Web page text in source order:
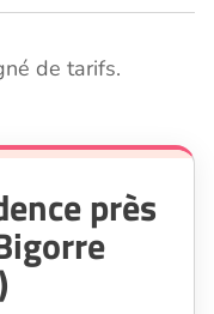
de tarifs.
près